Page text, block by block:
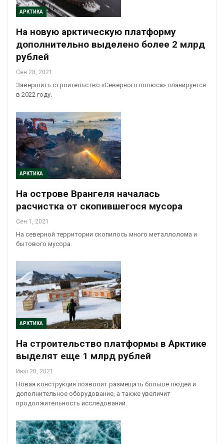
АРКТИКА
На новую арктическую платформу
дополнительно выделено более 2 млрд
рублей
Сен 28, 2021
Завершить строительство «Северного полюса» планируется
в 2022 году.
АРКТИКА
На острове Врангеля началась
расчистка от скопившегося мусора
Сен 1, 2021
На северной территории скопилось много металлолома и
бытового мусора.
АРКТИКА
На строительство платформы в Арктике
выделят еще 1 млрд рублей
Июл 20, 2021
Новая конструкция позволит размещать больше людей и
дополнительное оборудование, а также увеличит
продолжительность исследований.